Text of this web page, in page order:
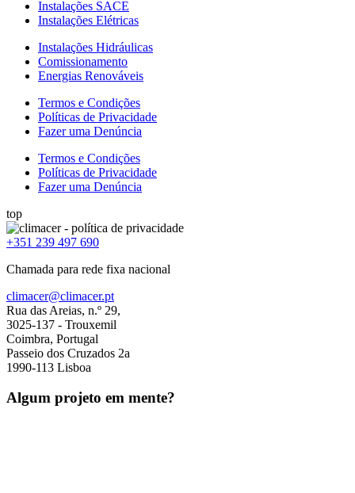
Instalações SACE
Instalações Elétricas
Instalações Hidráulicas
Comissionamento
Energias Renováveis
Termos e Condições
Políticas de Privacidade
Fazer uma Denúncia
Termos e Condições
Políticas de Privacidade
Fazer uma Denúncia
top
+351 239 497 690
Chamada para rede fixa nacional
climacer@climacer.pt
Rua das Areias, n.º 29,
3025-137 - Trouxemil
Coimbra, Portugal
Passeio dos Cruzados 2a
1990-113 Lisboa
Algum projeto em mente?